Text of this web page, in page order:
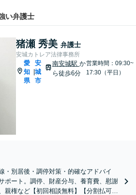
い弁護士
猪瀬 秀美 弁護士
安城カトレア法律事務所
愛
知
県
安
城
市
南安城駅 か
ら徒歩6分
営業時間：09:30~
17:30（平日）
・別居後・調停対策・的確なアドバイ
ポート。調停、財産分与、養育費、慰謝
親権など【初回相談無料】【分割払可